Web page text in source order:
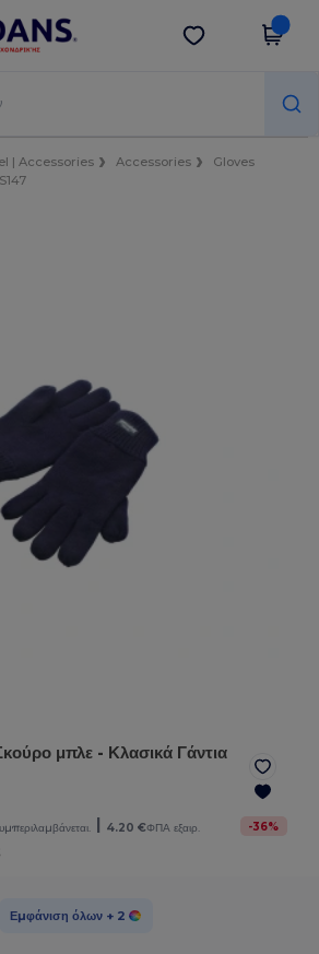
στην εφαρμογή!
Λήψη app
| Accessories Accessories
Gloves
μπλε - Κλασικά Γάντια
| 4.20 €ΦΠΑ εξαιρ. -36%
Εμφάνιση όλων + 2